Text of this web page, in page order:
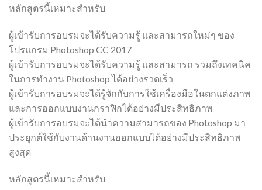
หลักสูตรนี้เหมาะสำหรับ
ผู้เข้ารับการอบรมจะได้รับความรู้ และสามารถใหม่ๆ ของ
โปรแกรม Photoshop CC 2017
ผู้เข้ารับการอบรมจะได้รับความรู้ และสามารถ รวมถึงเทคนิค
ในการทำงาน Photoshop ได้อย่างรวดเร็ว
ผู้เข้ารับการอบรมจะได้รู้จักกับการใช้เครื่องมือในตกแต่งภาพ
และการออกแบบงานกราฟิกได้อย่างมีประสิทธิภาพ
ผู้เข้ารับการอบรมจะได้นำความสามารถของ Photoshop มา
ประยุกต์ใช้กับงานด้านงานออกแบบได้อย่างมีประสิทธิภาพ
สูงสุด
หลักสูตรนี้เหมาะสำหรับ